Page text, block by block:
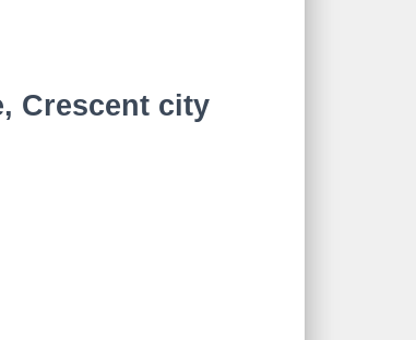
Crescent city